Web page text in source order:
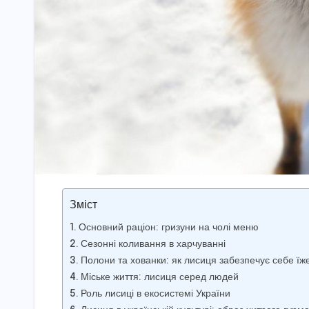
Зміст
Основний раціон: гризуни на чолі меню
Сезонні коливання в харчуванні
Полони та хованки: як лисиця забезпечує себе
Міське життя: лисиця серед людей
Роль лисиці в екосистемі України